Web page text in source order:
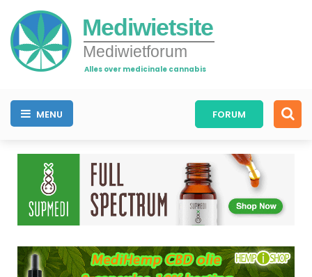
Mediwietsite
Mediwietforum
Alles over medicinale cannabis
MENU FORUM